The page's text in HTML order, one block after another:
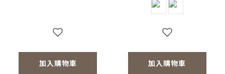
加入購物車 加入購物車